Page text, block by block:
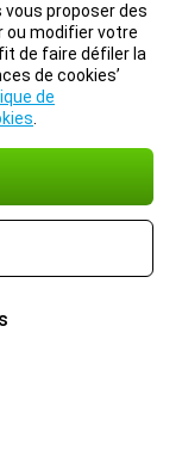
vous proposer des
ou modifier votre
de faire défiler la
de cookies’
de